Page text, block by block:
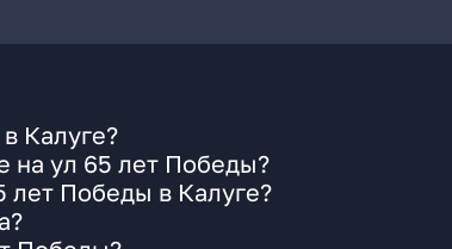
Калуге?
на ул 65 лет Победы?
лет Победы в Калуге?